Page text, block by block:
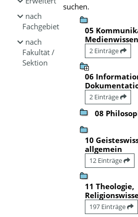
nach
Fachgebiet
nach
Fakultät /
Sektion
suchen.
05
2 Einträge
06
2 Einträge
08
10
allgemein
12 Einträge
11 Theologie,
197 Einträge